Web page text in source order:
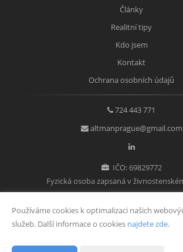
Články
Realitní tipy
Kdo jsem
Kontakt
Ochrana osobních údajů
724 443 771
altmanprague@gmail.com
IČO: 69829772
Fyzická osoba zapsaná v
Vytvořeno v systému
Používáme cookies k optimalizaci našich
služeb. Další informace o cookies najdete zde.